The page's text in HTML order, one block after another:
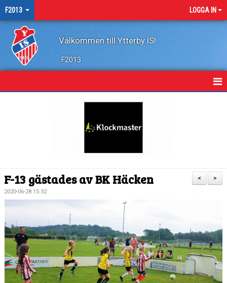
F2013 LOGGA IN
Välkommen till Ytterby IS!
F2013
TRUPPEN
DOKUMENT
KONTAKT
>
<
F-13 gästades av BK Häcken
2020-06-28 15:32